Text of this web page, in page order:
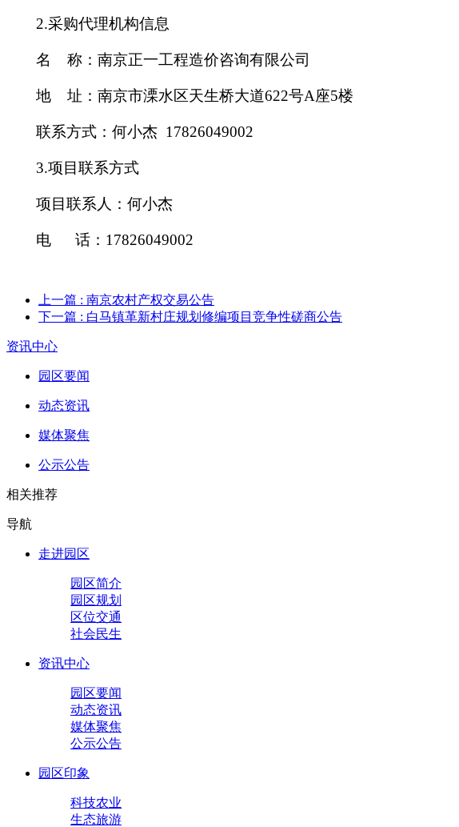
2.采购代理机构信息
名 称： 南京正一工程造价咨询有限公司
地 址： 南京市溧水区天生桥大道622号A座5楼
联系方式： 何小杰 17826049002
3.项目联系方式
项目联系人： 何小杰
电 话： 17826049002
上一篇 : 南京农村产权交易公告
下一篇 : 白马镇革新村庄规划修编项目竞争性磋商公告
资讯中心
园区要闻
动态资讯
媒体聚焦
公示公告
相关推荐
导航
走进园区
园区简介
园区规划
区位交通
社会民生
资讯中心
园区要闻
动态资讯
媒体聚焦
公示公告
园区印象
科技农业
生态旅游